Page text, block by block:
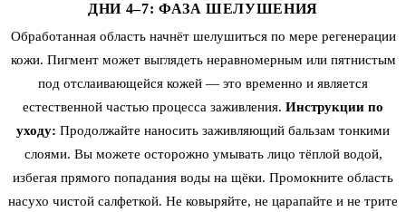
ДНИ 4–7: ФАЗА ШЕЛУШЕНИЯ
Обработанная область начнёт шелушиться по мере регенерации
кожи. Пигмент может выглядеть неравномерным или пятнистым
под отслаивающейся кожей — это временно и является
естественной частью процесса заживления. Инструкции по
уходу: Продолжайте наносить заживляющий бальзам тонкими
слоями. Вы можете осторожно умывать лицо тёплой водой,
избегая прямого попадания воды на щёки. Промокните область
насухо чистой салфеткой. Не ковыряйте, не царапайте и не трите